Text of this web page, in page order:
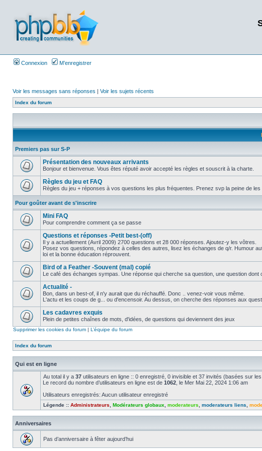
Connexion M’enregistrer
Voir les messages sans réponses | Voir les sujets récents
Index du forum
Premiers pas sur S-P
Présentation des nouveaux arrivants
Bonjour et bienvenue. Vous êtes réputé avoir accepté les règles et souscrit à la charte.
Règles du jeu et FAQ
Règles du jeu + réponses à vos questions les plus fréquentes. Prenez svp la peine de les
Pour goûter avant de s'inscrire
Mini FAQ
Pour comprendre comment ça se passe
Questions et réponses -Petit best-(off)
Il y a actuellement (Avril 2009) 2700 questions et 28 000 réponses. Ajoutez-y les vôtres.
Posez vos questions, répondez à celles des autres, lisez les échanges de q/r. Humour
loi et la bonne éducation réprouvent.
Bird of a Feather -Souvent (mal) copié
Le café des échanges sympas. Une réponse qui cherche sa question, une question dont
Actualité -
Bon, dans un best-of, il n'y aurait que du réchauffé. Donc .. venez-voir vous même.
L'actu et les coups de g... ou d'encensoir. Au dessus, on cherche des réponses aux
Les cadavres exquis
Plein de petites chaînes de mots, d'idées, de questions qui deviennent des jeux
Supprimer les cookies du forum | L’équipe du forum
Index du forum
Qui est en ligne
Au total il y a 37 utilisateurs en ligne :: 0 enregistré, 0 invisible et 37 invités (basées sur
Le record du nombre d’utilisateurs en ligne est de 1062 , le Mer Mai 22, 2024 1:06 am
Utilisateurs enregistrés: Aucun utilisateur enregistré
Légende :: Administrateurs Modérateurs globaux moderateurs moderateurs liens
Anniversaires
Pas d’anniversaire à fêter aujourd’hui